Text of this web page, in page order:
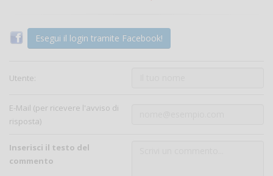
Esegui il login tramite Facebook!
Utente:
E-Mail (per ricevere l'avviso di
risposta)
Inserisci il testo del
commento